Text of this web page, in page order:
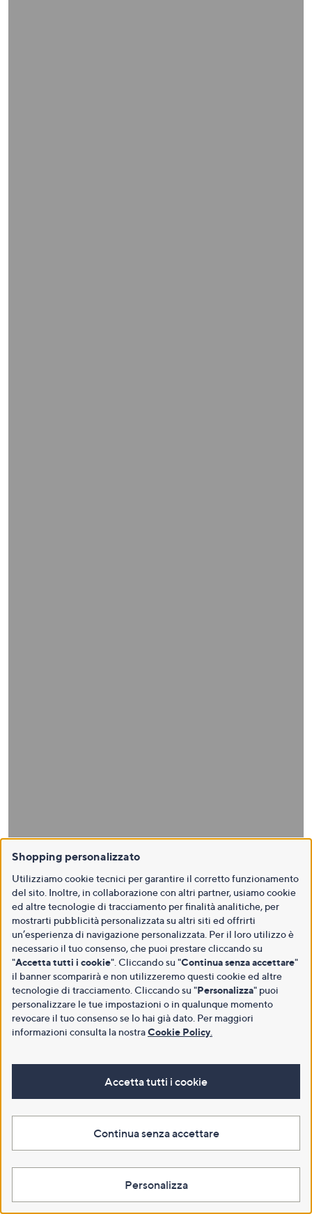
Shopping personalizzato
Utilizziamo cookie tecnici per garantire il corretto funzionamento
del sito. Inoltre, in collaborazione con altri partner, usiamo cookie
ed altre tecnologie di tracciamento per finalità analitiche, per
mostrarti pubblicità personalizzata su altri siti ed offrirti
un’esperienza di navigazione personalizzata. Per il loro utilizzo è
necessario il tuo consenso, che puoi prestare cliccando su
"Accetta tutti i cookie". Cliccando su "Continua senza accettare"
il banner scomparirà e non utilizzeremo questi cookie ed altre
tecnologie di tracciamento. Cliccando su "Personalizza" puoi
personalizzare le tue impostazioni o in qualunque momento
revocare il tuo consenso se lo hai già dato. Per maggiori
informazioni consulta la nostraCookie Policy
Accetta tutti i cookie
Continua senza accettare
Personalizza